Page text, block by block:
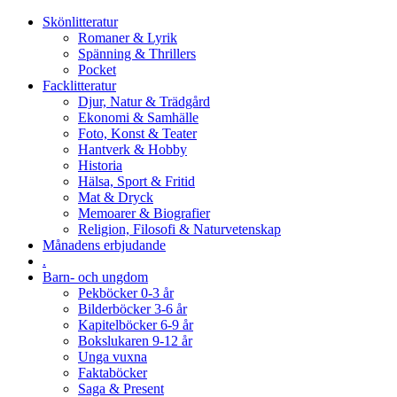
Skönlitteratur
Romaner & Lyrik
Spänning & Thrillers
Pocket
Facklitteratur
Djur, Natur & Trädgård
Ekonomi & Samhälle
Foto, Konst & Teater
Hantverk & Hobby
Historia
Hälsa, Sport & Fritid
Mat & Dryck
Memoarer & Biografier
Religion, Filosofi & Naturvetenskap
Månadens erbjudande
.
Barn- och ungdom
Pekböcker 0-3 år
Bilderböcker 3-6 år
Kapitelböcker 6-9 år
Bokslukaren 9-12 år
Unga vuxna
Faktaböcker
Saga & Present